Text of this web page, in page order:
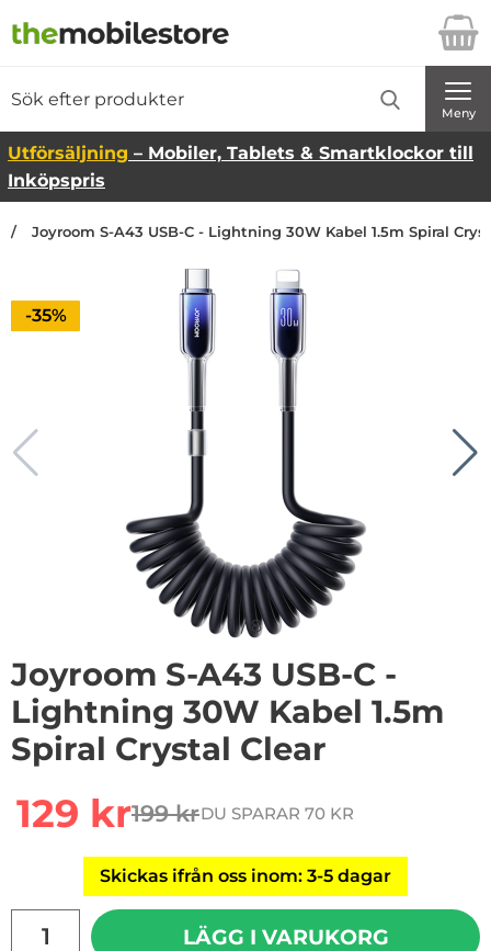
Startsidan för Danira Telecom AB
Meny
Utförsäljning – Mobiler, Tablets & Smartklockor till
Inköpspris
Joyroom S-A43 USB-C - Lightning 30W Kabel 1.5m Spiral
Priset är nedsatt med
-35%
1/8
Joyroom S-A43 USB-C -
Lightning 30W Kabel 1.5m
Spiral Crystal Clear
rea pris
129 krtidigare pris
199 krDU SPARAR 70 KR
Skickas ifrån oss inom: 3-5 dagar
LÄGG I VARUKORG